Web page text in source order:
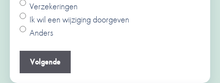
Verzekeringen
Ik wil een wijziging doorgeven
Anders
V
o
r
a
Je e-mailadres